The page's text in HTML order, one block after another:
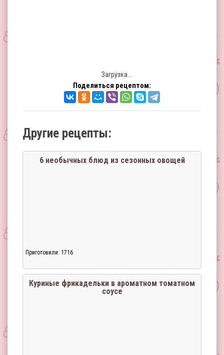
Загрузка...
Поделиться рецептом:
Другие рецепты:
6 необычных блюд из сезонных овощей
Приготовили: 1716
Куриные фрикадельки в ароматном томатном
соусе